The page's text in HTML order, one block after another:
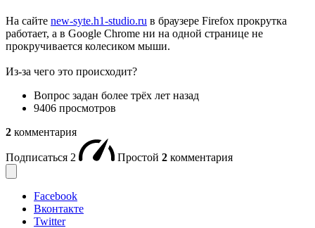
На сайте new-syte.h1-studio.ru в браузере Firefox прокрутка
работает, а в Google Chrome ни на одной странице не
прокручивается колесиком мыши.
Из-за чего это происходит?
Вопрос задан более трёх лет назад
9406 просмотров
2 комментария
Подписаться 2 Простой 2 комментария
Facebook
Вконтакте
Twitter